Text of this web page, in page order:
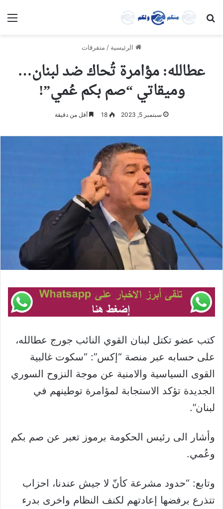
بحث عن
الرئيسية / متفرقات
عطالله: مؤامرة تُحاك ضد لبنان…
وميقاتي “صم بكم عُمي”!
سبتمبر 5, 2023 18 أقل من دقيقة
كتب عضو تكتل لبنان القوي النائب جورج عطالله،
على حسابه عبر منصة “إكس”: “سكوت غالبية
القوى السياسية والامنية عن موجة النزوح السوري
الجديدة تؤكد الاستجابة لمؤامرة توطينهم في
لبنان”.
وأشار الى رئيس الحكومة برموز تعبر عن صم بكم
وعُمي.
وتابع: “حدود مشرعة كأنّ لا جيش عندنا، احزاب
تتذرع برفضها إعادتهم لكنف النظام واخرى بدرء